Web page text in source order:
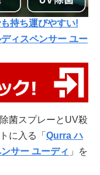
持ち運びやすい!
ィスペンサー ユー
菌スプレーとUV殺
に入る「 Qurra ハ
サー ユーディ 」を